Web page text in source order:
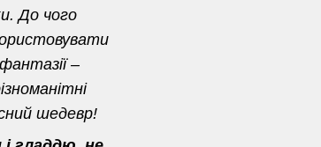
До чого
–
шедевр!